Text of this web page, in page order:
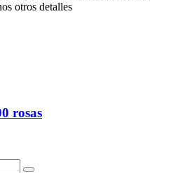
otros detalles
rosas